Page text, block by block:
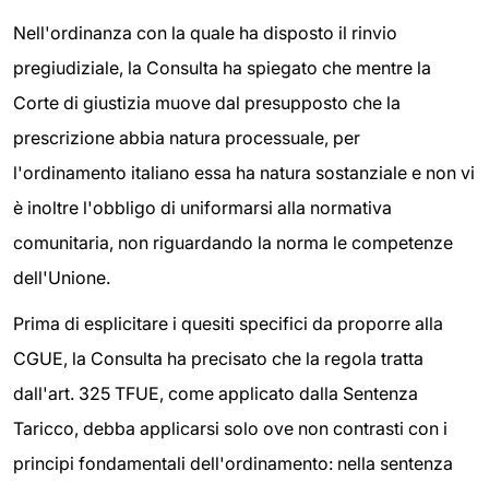
Nell'ordinanza con la quale ha disposto il rinvio
pregiudiziale, la Consulta ha spiegato che mentre la
Corte di giustizia muove dal presupposto che la
prescrizione abbia natura processuale, per
l'ordinamento italiano essa ha natura sostanziale e non vi
è inoltre l'obbligo di uniformarsi alla normativa
comunitaria, non riguardando la norma le competenze
dell'Unione.
Prima di esplicitare i quesiti specifici da proporre alla
CGUE, la Consulta ha precisato che la regola tratta
dall'art. 325 TFUE, come applicato dalla Sentenza
Taricco, debba applicarsi solo ove non contrasti con i
principi fondamentali dell'ordinamento: nella sentenza